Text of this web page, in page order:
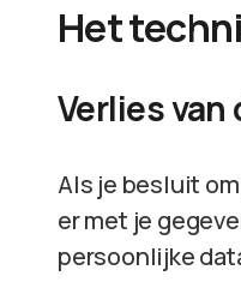
Het
Verlies van
Als je besluit
er met je
persoonlijke